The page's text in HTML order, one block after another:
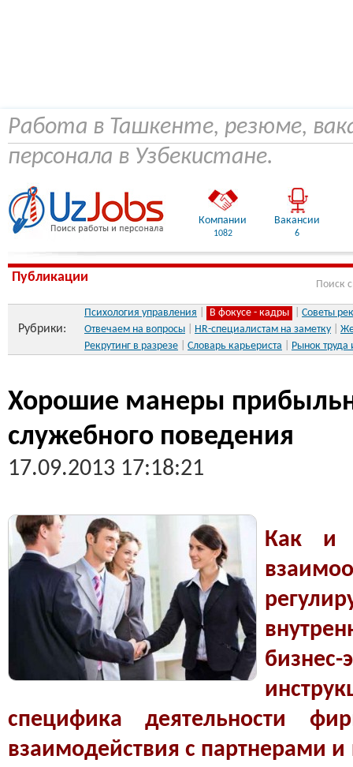
Работа в Ташкенте, резюме,
персонала в Узбекистане.
Компании
1082
Вакансии
6
Публикации Поиск
Рубрики:
Психология управления В фокусе - кадры
Советы
Отвечаем на вопросы
HR-специалистам на заметку
Рекрутинг в разрезе
Словарь карьериста Рынок труда
Хорошие манеры
служебного поведения
17.09.2013 17:18:21
Как и
специфика деятельности
взаимодействия с партнерами